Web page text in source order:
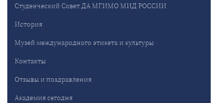
Студенческий Совет ДА МГИМО МИД РОССИИ
История
Музей международного этикета и культуры
Контакты
Отзывы и поздравления
Академия сегодня